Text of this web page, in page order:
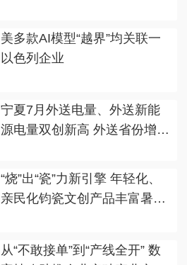
美多款AI模型“越界”均关联一
以色列企业
宁夏7月外送电量、外送新能
源电量双创新高 外送省份增至
“烧”出“瓷”力新引擎 年轻化、
亲民化钧瓷文创产品丰富暑期
从“不敢接单”到“产线全开” 数